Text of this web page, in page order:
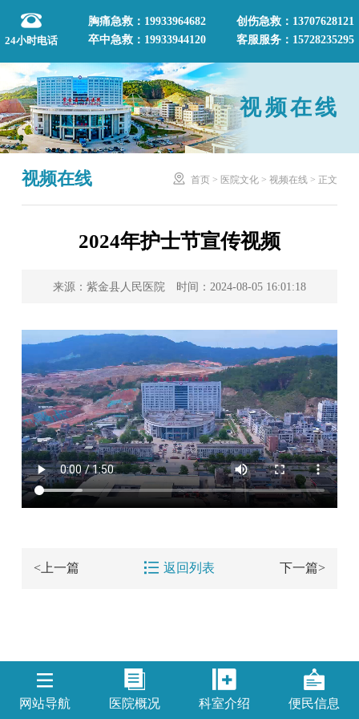
24小时电话
胸痛急救：19933964682
卒中急救：19933944120
创伤急救：13707628121
客服服务：15728235295
视频在线
视频在线  首页 > 医院文化 > 视频在线 > 正文
2024年护士节宣传视频
来源：紫金县人民医院 时间：2024-08-05 16:01:18
<上一篇  返回列表 下一篇>
网站导航 医院概况 科室介绍 便民信息